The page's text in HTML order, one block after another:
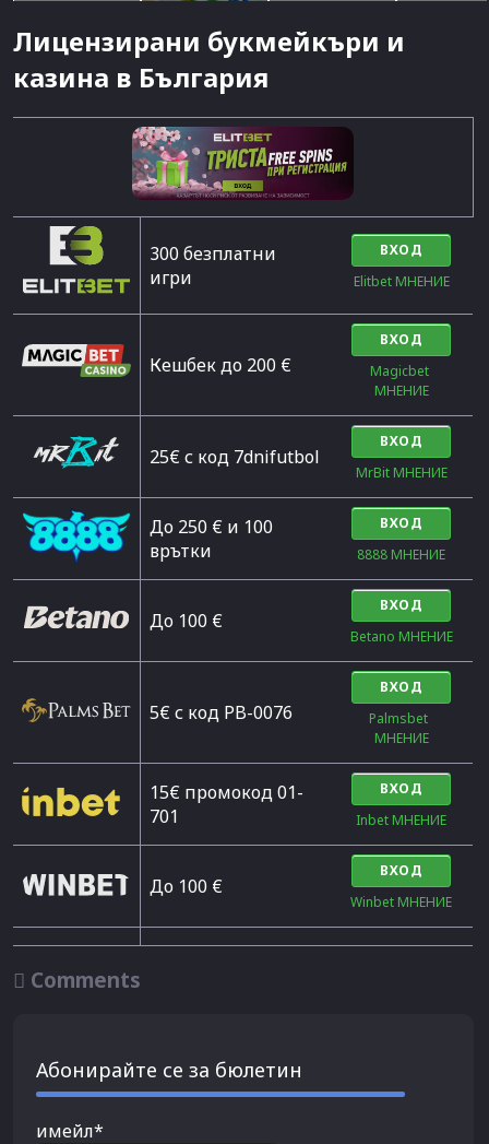
Лицензирани букмейкъри и
казина в България
300 безплатни
игри
ВХОД
Elitbet МНЕНИЕ
Кешбек до 200 €
ВХОД
Magicbet
МНЕНИЕ
25€ с код 7dnifutbol
ВХОД
MrBit МНЕНИЕ
До 250 € и 100
врътки
ВХОД
8888 МНЕНИЕ
Дo 100 €
ВХОД
Betano МНЕНИЕ
5€ с код PB-0076
ВХОД
Palmsbet
МНЕНИЕ
15€ промокод 01-
701
ВХОД
Inbet МНЕНИЕ
До 100 €
ВХОД
Winbet МНЕНИЕ
 Comments
Абонирайте се за бюлетин
имейл*